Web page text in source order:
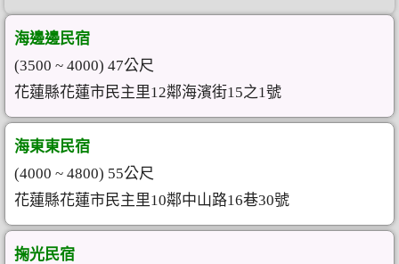
海邊邊民宿
(3500 ~ 4000) 47公尺
花蓮縣花蓮市民主里12鄰海濱街15之1號
海東東民宿
(4000 ~ 4800) 55公尺
花蓮縣花蓮市民主里10鄰中山路16巷30號
掬光民宿